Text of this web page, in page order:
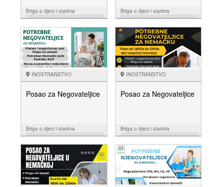
Briga o djeci i starima
NUDIM
Briga o djeci i starima
NUDIM
INOSTRANSTVO
Posao za Negovateljice
Briga o djeci i starima
NUDIM
INOSTRANSTVO
Posao za Negovateljice
Briga o djeci i starima
NUDIM